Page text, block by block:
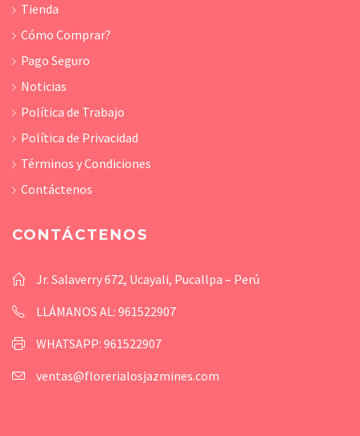
Tienda
Cómo Comprar?
Pago Seguro
Noticias
Política de Trabajo
Política de Privacidad
Términos y Condiciones
Contáctenos
CONTÁCTENOS
Jr. Salaverry 672, Ucayali, Pucallpa – Perú
LLÁMANOS AL: 961522907
WHATSAPP: 961522907
ventas@florerialosjazmines.com